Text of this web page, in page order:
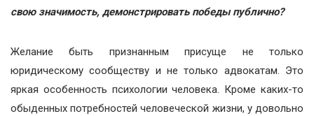
свою значимость, демонстрировать победы публично?
Желание быть признанным присуще не только
юридическому сообществу и не только адвокатам. Это
яркая особенность психологии человека. Кроме каких-то
обыденных потребностей человеческой жизни, у довольно